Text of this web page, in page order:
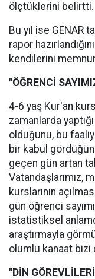
ölçtüklerini belirtti.
Bu yıl ise GENAR
rapor
kendilerini
"ÖĞRENCİ
4-6 yaş Kur'an
zamanlarda
olduğunu, bu
bir kabul
geçen gün artan
Vatandaşlarımız,
kurslarının
gün öğrenci
istatistiksel
araştırmayla
olumlu kanaat bizi
"DİN